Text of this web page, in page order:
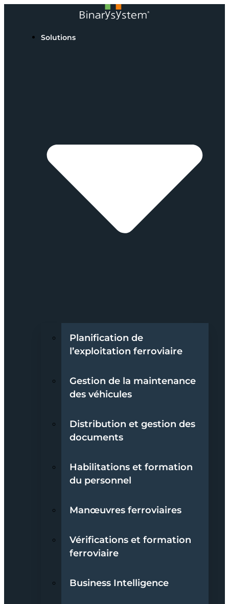
Solutions
Planification de
l’exploitation ferroviaire
Gestion de la maintenance
des véhicules
Distribution et gestion des
documents
Habilitations et formation
du personnel
Manœuvres ferroviaires
Vérifications et formation
ferroviaire
Business Intelligence